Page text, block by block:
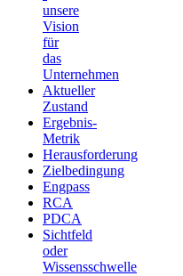
unsere
Vision
für
das
Unternehmen
Aktueller
Zustand
Ergebnis-
Metrik
Herausforderung
Zielbedingung
Engpass
RCA
PDCA
Sichtfeld
oder
Wissensschwelle